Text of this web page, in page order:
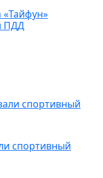
ПДД
спортивный